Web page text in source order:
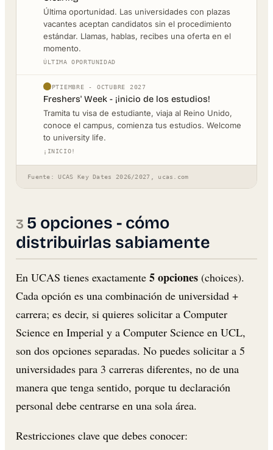
Última oportunidad. Las universidades con plazas
vacantes aceptan candidatos sin el procedimiento
estándar. Llamas, hablas, recibes una oferta en el
momento.
ÚLTIMA OPORTUNIDAD
SEPTIEMBRE - OCTUBRE 2027
Freshers' Week - ¡inicio de los estudios!
Tramita tu visa de estudiante, viaja al Reino Unido,
conoce el campus, comienza tus estudios. Welcome
to university life.
¡INICIO!
Fuente: UCAS Key Dates 2026/2027, ucas.com
5 opciones - cómo
distribuirlas sabiamente
En UCAS tienes exactamente 5 opciones (choices).
Cada opción es una combinación de universidad +
carrera; es decir, si quieres solicitar a Computer
Science en Imperial y a Computer Science en UCL,
son dos opciones separadas. No puedes solicitar a 5
universidades para 3 carreras diferentes, no de una
manera que tenga sentido, porque tu declaración
personal debe centrarse en una sola área.
Restricciones clave que debes conocer: